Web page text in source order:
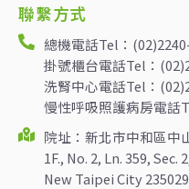
聯繫方式
總機電話Tel：
掛號櫃台電話Tel：
洗腎中心電話Tel：
慢性呼吸照護病房電話
院址：新北市中和區中
1F., No. 2, Ln. 359,
New Taipei City